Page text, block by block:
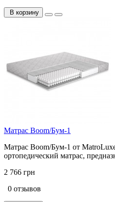
В корзину
Матрас Boom/Бум-1
Матрас Boom/Бум-1 от
ортопедический матрас,
2 766 грн
0 отзывов